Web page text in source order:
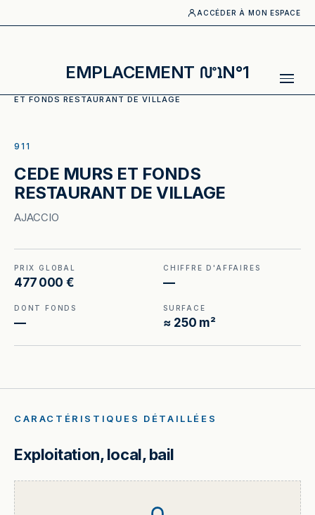
ACCÉDER À MON ESPACE
EMPLACEMENT N°1
ET FONDS RESTAURANT DE VILLAGE
911
CEDE MURS ET FONDS
RESTAURANT DE VILLAGE
AJACCIO
PRIX GLOBAL
477 000 €
CHIFFRE D'AFFAIRES
—
DONT FONDS
—
SURFACE
≈ 250 m²
CARACTÉRISTIQUES DÉTAILLÉES
Exploitation, local, bail